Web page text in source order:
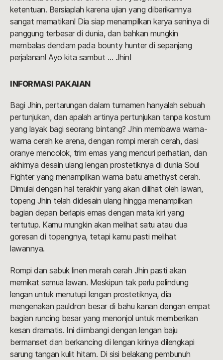
ketentuan. Bersiaplah karena ujian yang diberikannya
sangat mematikan! Dia siap menampilkan karya seninya di
panggung terbesar di dunia, dan bahkan mungkin
membalas dendam pada bounty hunter di sepanjang
perjalanan! Ayo kita sambut … Jhin!
INFORMASI PAKAIAN
Bagi Jhin, pertarungan dalam turnamen hanyalah sebuah
pertunjukan, dan apalah artinya pertunjukan tanpa kostum
yang layak bagi seorang bintang? Jhin membawa warna-
warna cerah ke arena, dengan rompi merah cerah, dasi
oranye mencolok, trim emas yang mencuri perhatian, dan
akhirnya desain ulang lengan prostetiknya di dunia Soul
Fighter yang menampilkan warna batu amethyst cerah.
Dimulai dengan hal terakhir yang akan dilihat oleh lawan,
topeng Jhin telah didesain ulang hingga menampilkan
bagian depan berlapis emas dengan mata kiri yang
tertutup. Kamu mungkin akan melihat satu atau dua
goresan di topengnya, tetapi kamu pasti melihat
lawannya.
Rompi dan sabuk linen merah cerah Jhin pasti akan
memikat semua lawan. Meskipun tak perlu pelindung
lengan untuk menutupi lengan prostetiknya, dia
mengenakan pauldron besar di bahu kanan dengan empat
bagian runcing besar yang menonjol untuk memberikan
kesan dramatis. Ini diimbangi dengan lengan baju
bermanset dan berkancing di lengan kirinya dilengkapi
sarung tangan kulit hitam. Di sisi belakang pembunuh